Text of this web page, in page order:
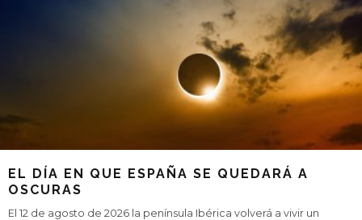
EL DÍA EN QUE ESPAÑA SE QUEDARÁ A
OSCURAS
El 12 de agosto de 2026 la península Ibérica volverá a vivir un